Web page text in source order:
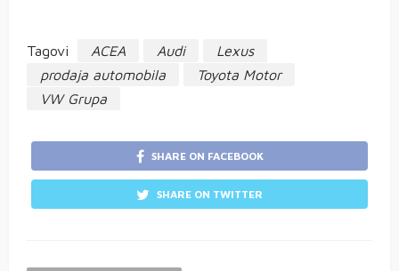
Tagovi ACEA Audi
Lexus
prodaja automobila
Toyota Motor
VW Grupa
SHARE ON FACEBOOK
SHARE ON TWITTER